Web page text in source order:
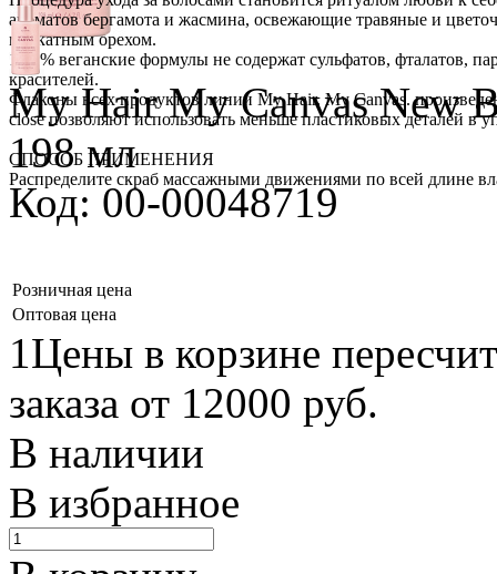
ароматов бергамота и жасмина, освежающие травяные и
мускатным орехом.
100 % веганские формулы не содержат сульфатов, фталатов,
красителей.
Флаконы всех продуктов линии My Hair. My Canvas.
close позволяют использовать меньше пластиковых деталей в
СПОСОБ ПРИМЕНЕНИЯ
Распределите скраб массажными движениями по всей длине
My Hair My Canvas New
198 мл
Код: 00-00048719
Розничная цена
Оптовая цена
1Цены в корзине
заказа от 12000 руб.
В наличии
В избранное